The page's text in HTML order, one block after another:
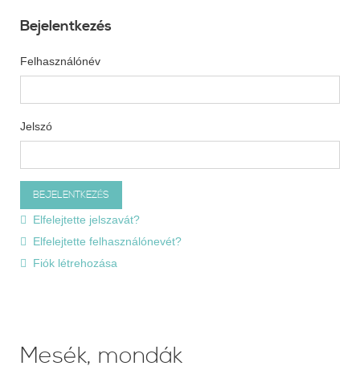
Bejelentkezés
Felhasználónév
Jelszó
Elfelejtette jelszavát?
Elfelejtette felhasználónevét?
Fiók létrehozása
Mesék, mondák